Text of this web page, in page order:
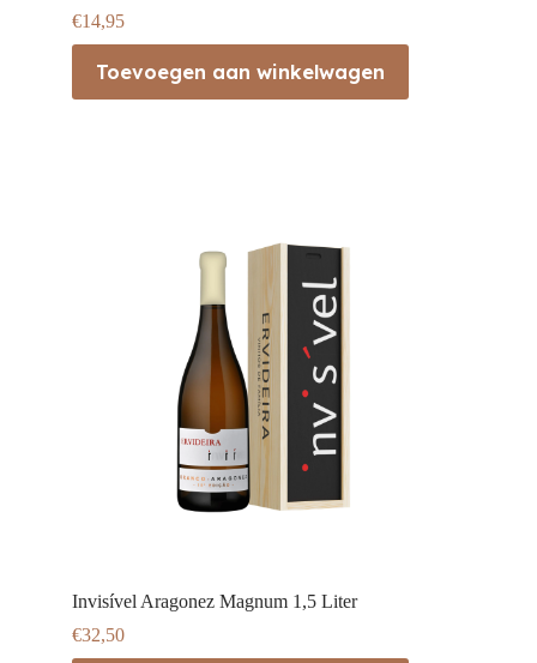
€14,95
Toevoegen aan winkelwagen
Invisível Aragonez Magnum 1,5 Liter
€32,50